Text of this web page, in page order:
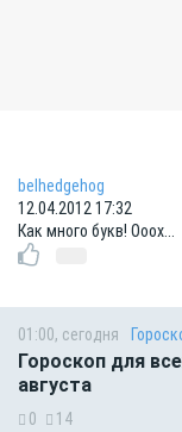
belhedgehog
12.04.2012 17:32
Как много букв! Ооох...
01:00, сегодня
Гороскоп для
августа
0 14